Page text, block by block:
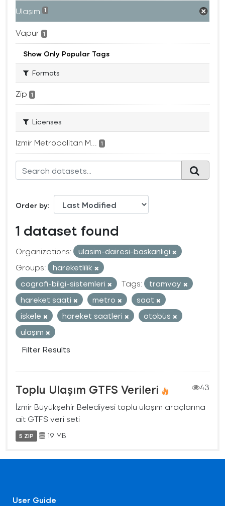
Ulaşım 1
Vapur 1
Show Only Popular Tags
Formats
Zip 1
Licenses
Izmir Metropolitan M... 1
Order by
1 dataset found
Organizations:
ulasim-dairesi-baskanligi
Groups:
hareketlilik
cografi-bilgi-sistemleri
Tags:
tramvay
hareket saati
metro
saat
iskele
hareket saatleri
otobüs
ulaşım
Filter Results
Toplu Ulaşım GTFS Verileri
43
İzmir Büyükşehir Belediyesi toplu ulaşım araçlarına
ait GTFS veri seti
5 ZIP 19 MB
User Guide